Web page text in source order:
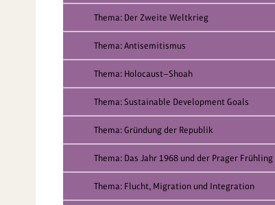
Thema: Der Zweite Weltkrieg
Thema: Antisemitismus
Thema: Holocaust—Shoah
Thema: Sustainable Development Goals
Thema: Gründung der Republik
Thema: Das Jahr 1968 und der Prager Frühling
Thema: Flucht, Migration und Integration